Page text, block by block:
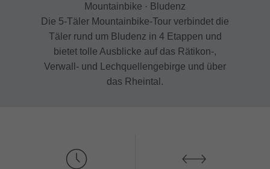
Mountainbike · Bludenz
Die 5-Täler Mountainbike-Tour verbindet die
Täler rund um Bludenz in 4 Etappen und
bietet tolle Ausblicke auf das Rätikon-,
Verwall- und Lechquellengebirge und über
das Rheintal.